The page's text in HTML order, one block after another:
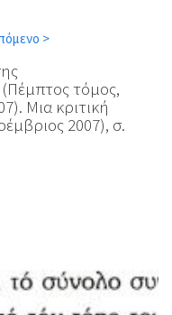
>
τόμος,
Μια κριτική
2007), σ.